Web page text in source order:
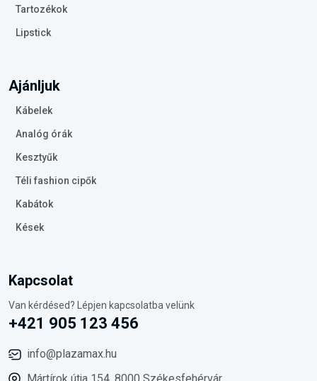
Tartozékok
Lipstick
Ajánljuk
Kábelek
Analóg órák
Kesztyűk
Téli fashion cipők
Kabátok
Kések
Kapcsolat
Van kérdésed? Lépjen kapcsolatba velünk
+421 905 123 456
info@plazamax.hu